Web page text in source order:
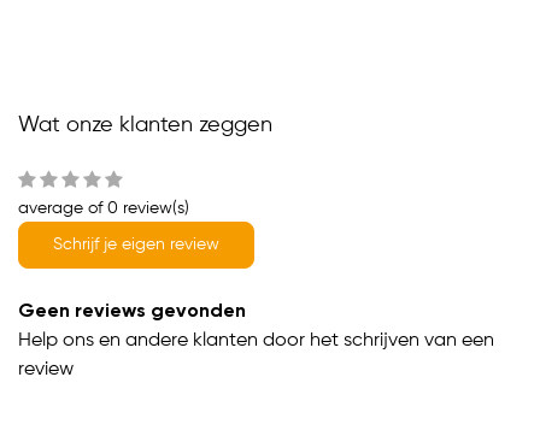
Wat onze klanten zeggen
average of 0 review(s)
Schrijf je eigen review
Geen reviews gevonden
Help ons en andere klanten door het schrijven van een
review